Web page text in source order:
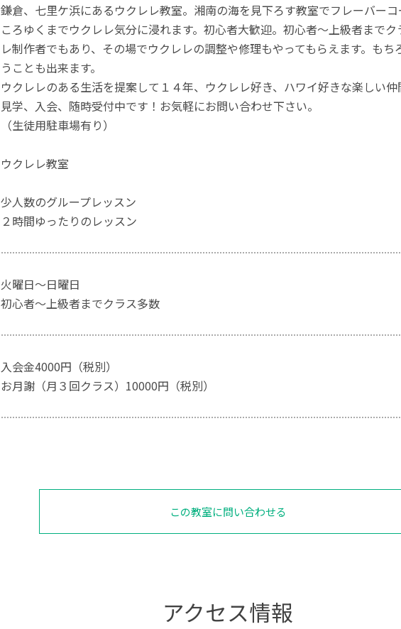
鎌倉、七里ケ浜にあるウクレレ教室。湘南の海を見下ろす教室でフレーバー
ころゆくまでウクレレ気分に浸れます。初心者大歓迎。初心者〜上級者まで
レ制作者でもあり、その場でウクレレの調整や修理もやってもらえます。も
うことも出来ます。
ウクレレのある生活を提案して１４年、ウクレレ好き、ハワイ好きな楽しい仲
見学、入会、随時受付中です！お気軽にお問い合わせ下さい。
（生徒用駐車場有り）
ウクレレ教室
少人数のグループレッスン
２時間ゆったりのレッスン
火曜日〜日曜日
初心者〜上級者までクラス多数
入会金4000円（税別）
お月謝（月３回クラス）10000円（税別）
この教室に問い合わせる
アクセス情報